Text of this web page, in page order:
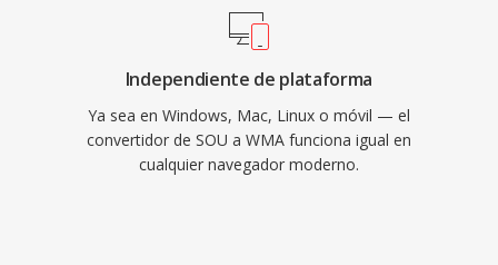
Independiente de plataforma
Ya sea en Windows, Mac, Linux o móvil — el
convertidor de SOU a WMA funciona igual en
cualquier navegador moderno.